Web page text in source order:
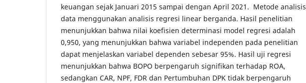
keuangan sejak Januari 2015 sampai dengan April 2021. Metode analisis
data menggunakan analisis regresi linear berganda. Hasil penelitian
menunjukkan bahwa nilai koefisien determinasi model regresi adalah
0,950, yang menunjukkan bahwa variabel independen pada penelitian
dapat menjelaskan variabel dependen sebesar 95%. Hasil uji regresi
menunjukkan bahwa BOPO berpengaruh signifikan terhadap ROA,
sedangkan CAR, NPF, FDR dan Pertumbuhan DPK tidak berpengaruh